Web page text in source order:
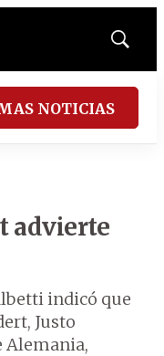
Mostrar
NOTICIAS
advierte
indicó que
Justo
Alemania,